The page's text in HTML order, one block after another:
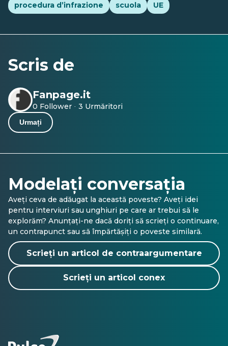
procedura d’infrazione
scuola UE
Scris de
Fanpage.it
0 Follower · 3 Urmăritori
Urmați
Modelați conversația
Aveți ceva de adăugat la această poveste? Aveți idei
pentru interviuri sau unghiuri pe care ar trebui să le
explorăm? Anunțați-ne dacă doriți să scrieți o continuare,
un contrapunct sau să împărtășiți o poveste similară.
Scrieți un articol de contraargumentare
Scrieți un articol conex